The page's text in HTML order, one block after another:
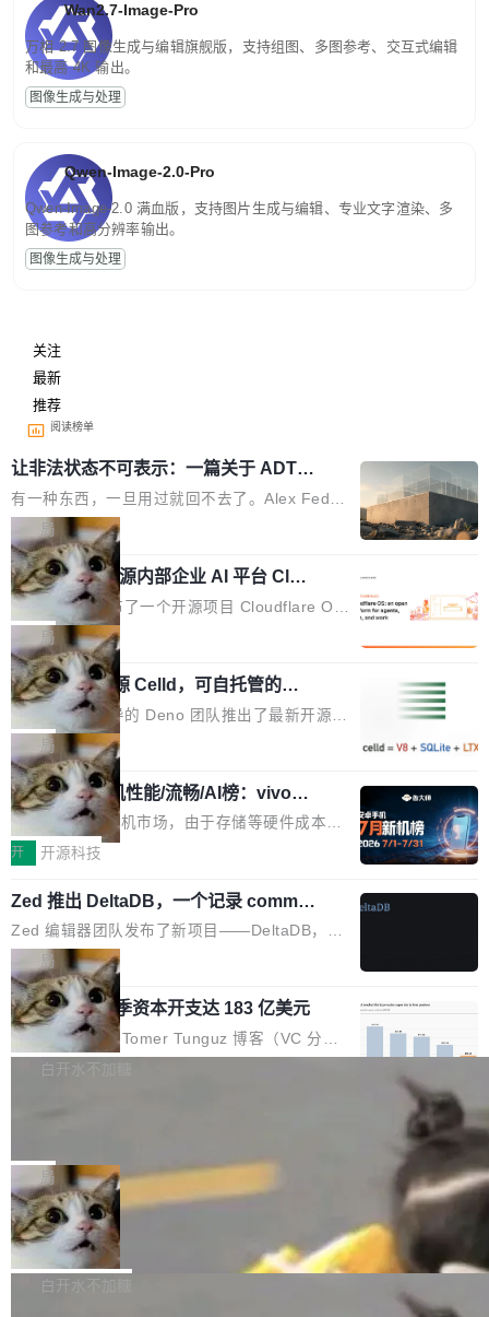
Wan2.7-Image-Pro
万相 2.7 图像生成与编辑旗舰版，支持组图、多图参考、交互式编辑
和最高 4K 输出。
图像生成与处理
Qwen-Image-2.0-Pro
Qwen-Image-2.0 满血版，支持图片生成与编辑、专业文字渲染、多
图参考和高分辨率输出。
图像生成与处理
关注
最新
推荐
阅读榜单
让非法状态不可表示：一篇关于 ADT
的帖子在 Reddit 火了
有一种东西，一旦用过就回不去了。Alex Fedos
eev 管它叫"软件设计的基石"。 他说的东西不新
鲜——代数数据类型（ADT），尤其是和类型
（sum type）。但他说清楚了一件事：这不是类
型系统的学术体操，是日常编码的思维方式。 文
章从一个简单的例子切入。一个网站的深色主题
设置，如果用布尔值 + 可空字段来表示——bool
ean 表示是否可切换，nullable 的默认模式、浅
色方案、深色方案——会产生大量无意义的组
合。方案缺了、配置冲突了、全 null 了。要知道
哪些组合有效，作者说，你得靠"文档、校验、或
者部落知识"。 换个写法。Rust 的 enum，两个
变体：Switchable...
局
Cloudflare 开源内部企业 AI 平台 Clou
dflare OS
Cloudflare 发布了一个开源项目 Cloudflare O
S。如果你只看官方博客，你会觉得这是又一
个"AI 知识库 + 聊天机器人"——每个大厂都在
做，没什么新鲜的。 但 Kenton Varda 在 Twitte
r 上把事情说清楚了： 今天我们发布了 Cloudfla
re OS，一个带连接器的聊天机器人，跟其他所
有科技公司做的一样。只不过，实际上它不一
样。这是 Sandstorm.io 的重制版，我十年前的
那个创业公司。不同的是，这次它构建在 Cloudf
lare Workers 上——我花了九年时间搭建的平台
——并且深度集成了 AI。这基本上是我十年秘密
计划的顶峰。 十年前，Ken...
局
Deno 团队开源 Celld，可自托管的分
布式 Durable Objects
Ryan Dahl 领导的 Deno 团队推出了最新开源项
目 Celld，一个能在自己机器上运行 Cloudflare
Workers 和 Durable Objects 的守护进程。 设
计思路很直接：每个对象是一个独立的 SQLite
数据库，按名称寻址，复制到你自己的 S3 兼容
存储库里。节点之间只通过这个存储库协调——
个小型数据库，应用天然按分片构建，单个数据
库的竞争和爆炸半径问题在设计层面就被消除
了。 闲置的 cell 会休眠到几乎不占资源。当 cel
l 迁移或唤醒时，新宿主从 S3 恢复 SQLite 数据
库继续执行。存储库是持久化的唯一真相...
局
鲁大师7月新机性能/流畅/AI榜：vivo夺
性能、流畅双第一，三星Galaxy Z系列
新折叠缺席
2026年7月的手机市场，由于存储等硬件成本暴
增，手机厂商的日子也不好过啊，新机速度明显
高价的三星折叠（三星Galaxy Z Fold8 Ultra / Z
Fold8 / Z Flip8）外，其余要么是中低端机器，
例如iQOO Z11i、REDMI Note 17、REDMI No
te 17 Pro、OPPO K15，要么是vivo X300 E这
样的次旗舰。 Galaxy Z Fold8 Ultra / Z Fold8 /
Z Flip8三款折叠屏新机均在7月22日发布，且全
部搭载骁龙8 Elite Gen5 for Galaxy，它们本该
开 开源科技
Zed 推出 DeltaDB，一个记录 commit
之间所有操作的版本控制系统
Zed 编辑器团队发布了新项目——DeltaDB，一
个在 git commit 之间记录每一次编辑操作的版
本控制系统。目前处于 Early Access 阶段。 De
ltaDB 的核心思路直接写在 landing page 最显
眼的位置：「Software is made between com
mits」——软件是在 commit 之间写出来的。git
是把这段空隙补上。 回退到任何一次编辑：Delt
aDB 捕获 commit 之间的每一次操作，...
局
SpaceXAI 单季资本开支达 183 亿美元
根据风险投资人Tomer Tunguz 博客（VC 分
析）披露的最新分析与第二季度业绩报告，Spac
微软同期总资本开支的四成。 与亚马逊、Alpha
bet、微软以及 Meta 等传统科技巨头相比，Spa
ceXAI的资金消耗速度尤为引人瞩目。然而，支
撑庞大支出的资金来源却呈现出截然不同的面
貌。数据显示，微软和 Meta 主要依托充沛的经
白开水不加糖
一个在终端里运行的编程 agent；Muse Spark
1.2，驱动这个 agent 的新模型。一句话概括：
你可以用 curl -fsSL https://dev.meta.ai/install.
sh | bash 安装一个能在大项目里自动规划、写
代码、验证结果的 AI 终端工具。 据介绍，Muse
局
美团开源 LoHoSearch，用知识图谱校
准 AI 能力认知
机器出题的前提，是让机器拥有全局视野。整个
构建流程可以分为四个环节：建图 → 控制难度
白开水不加糖